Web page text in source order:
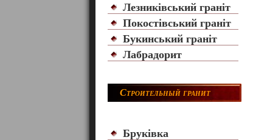
Лезниківський граніт
Покостівський граніт
Букинський граніт
Лабрадорит
Строительный гранит
Бруківка